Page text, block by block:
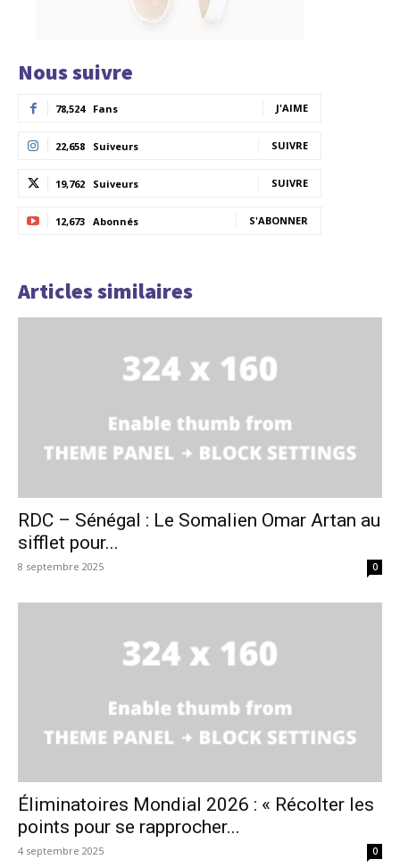
Nous suivre
78,524 Fans J'AIME
22,658 Suiveurs SUIVRE
19,762 Suiveurs SUIVRE
12,673 Abonnés S'ABONNER
Articles similaires
RDC – Sénégal : Le Somalien Omar Artan au
sifflet pour...
8 septembre 2025 0
Éliminatoires Mondial 2026 : « Récolter les
points pour se rapprocher...
4 septembre 2025 0